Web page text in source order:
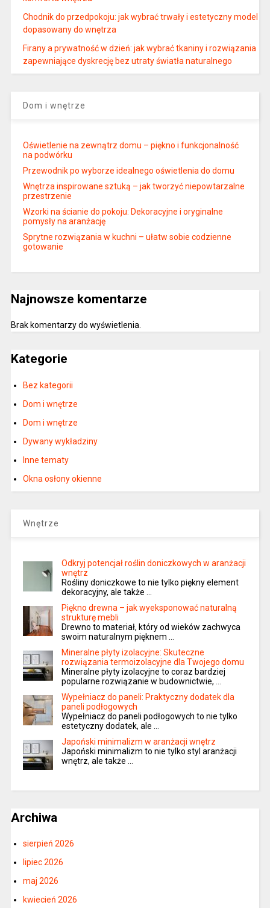
Chodnik do przedpokoju: jak wybrać trwały i estetyczny model
dopasowany do wnętrza
Firany a prywatność w dzień: jak wybrać tkaniny i rozwiązania
zapewniające dyskrecję bez utraty światła naturalnego
Dom i wnętrze
Oświetlenie na zewnątrz domu – piękno i funkcjonalność
na podwórku
Przewodnik po wyborze idealnego oświetlenia do domu
Wnętrza inspirowane sztuką – jak tworzyć niepowtarzalne
przestrzenie
Wzorki na ścianie do pokoju: Dekoracyjne i oryginalne
pomysły na aranżację
Sprytne rozwiązania w kuchni – ułatw sobie codzienne
gotowanie
Najnowsze komentarze
Brak komentarzy do wyświetlenia.
Kategorie
Bez kategorii
Dom i wnętrze
Dom i wnętrze
Dywany wykładziny
Inne tematy
Okna osłony okienne
Wnętrze
Odkryj potencjał roślin doniczkowych w aranżacji
wnętrz
Rośliny doniczkowe to nie tylko piękny element
dekoracyjny, ale także …
Piękno drewna – jak wyeksponować naturalną
strukturę mebli
Drewno to materiał, który od wieków zachwyca
swoim naturalnym pięknem …
Mineralne płyty izolacyjne: Skuteczne
rozwiązania termoizolacyjne dla Twojego domu
Mineralne płyty izolacyjne to coraz bardziej
popularne rozwiązanie w budownictwie, …
Wypełniacz do paneli: Praktyczny dodatek dla
paneli podłogowych
Wypełniacz do paneli podłogowych to nie tylko
estetyczny dodatek, ale …
Japoński minimalizm w aranżacji wnętrz
Japoński minimalizm to nie tylko styl aranżacji
wnętrz, ale także …
Archiwa
sierpień 2026
lipiec 2026
maj 2026
kwiecień 2026